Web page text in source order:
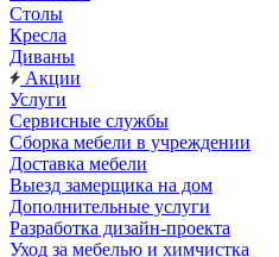
Столы
Кресла
Диваны
Акции
Услуги
Сервисные службы
Сборка мебели в учреждении
Доставка мебели
Выезд замерщика на дом
Дополнительные услуги
Разработка дизайн-проекта
Уход за мебелью и химчистка